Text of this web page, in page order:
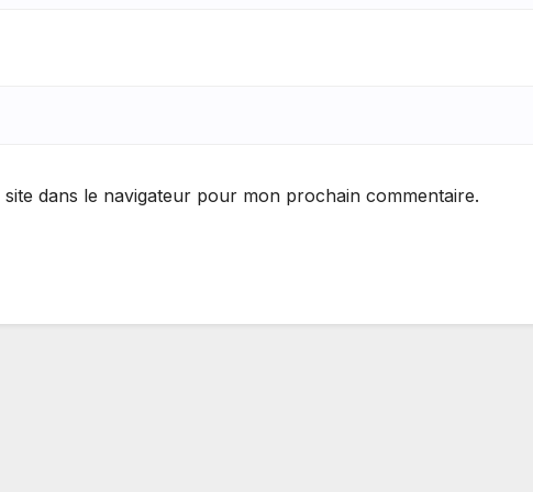
dans le navigateur pour mon prochain commentaire.